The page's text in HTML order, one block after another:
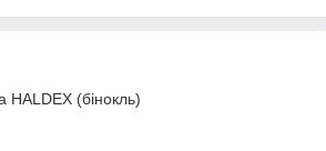
HALDEX (бінокль)